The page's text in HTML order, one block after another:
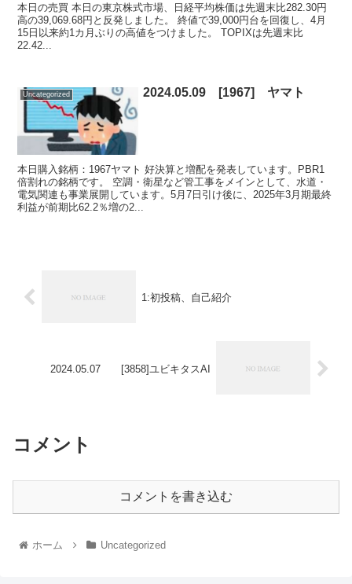
本日の売買 本日の東京株式市場、日経平均株価は先週末比282.30円
高の39,069.68円と反発しました。 終値で39,000円台を回復し、4月
15日以来約1カ月ぶりの高値をつけました。 TOPIXは先週末比
22.42...
Uncategorized 2024.05.09 [1967] ヤマト
本日購入銘柄：1967ヤマト 好決算と増配を発表しています。PBR1
倍割れの銘柄です。 空調・衛星など管工事をメインとして、水道・
電気関連も事業展開しています。5月7日引け後に、2025年3月期最終
利益が前期比62.2％増の2...
1:初投稿、自己紹介
2024.05.07 [3858]ユビキタスAI
コメント
コメントを書き込む
ホーム Uncategorized